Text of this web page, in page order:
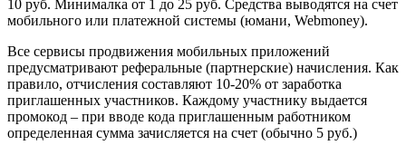
10 руб. Минималка от 1 до 25 руб. Средства выводятся на счет
мобильного или платежной системы (юмани, Webmoney).
Все сервисы продвижения мобильных приложений
предусматривают реферальные (партнерские) начисления. Как
правило, отчисления составляют 10-20% от заработка
приглашенных участников. Каждому участнику выдается
промокод – при вводе кода приглашенным работником
определенная сумма зачисляется на счет (обычно 5 руб.)